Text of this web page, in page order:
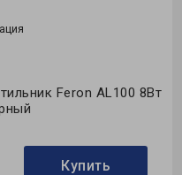
Feron AL100 8Вт
Купить